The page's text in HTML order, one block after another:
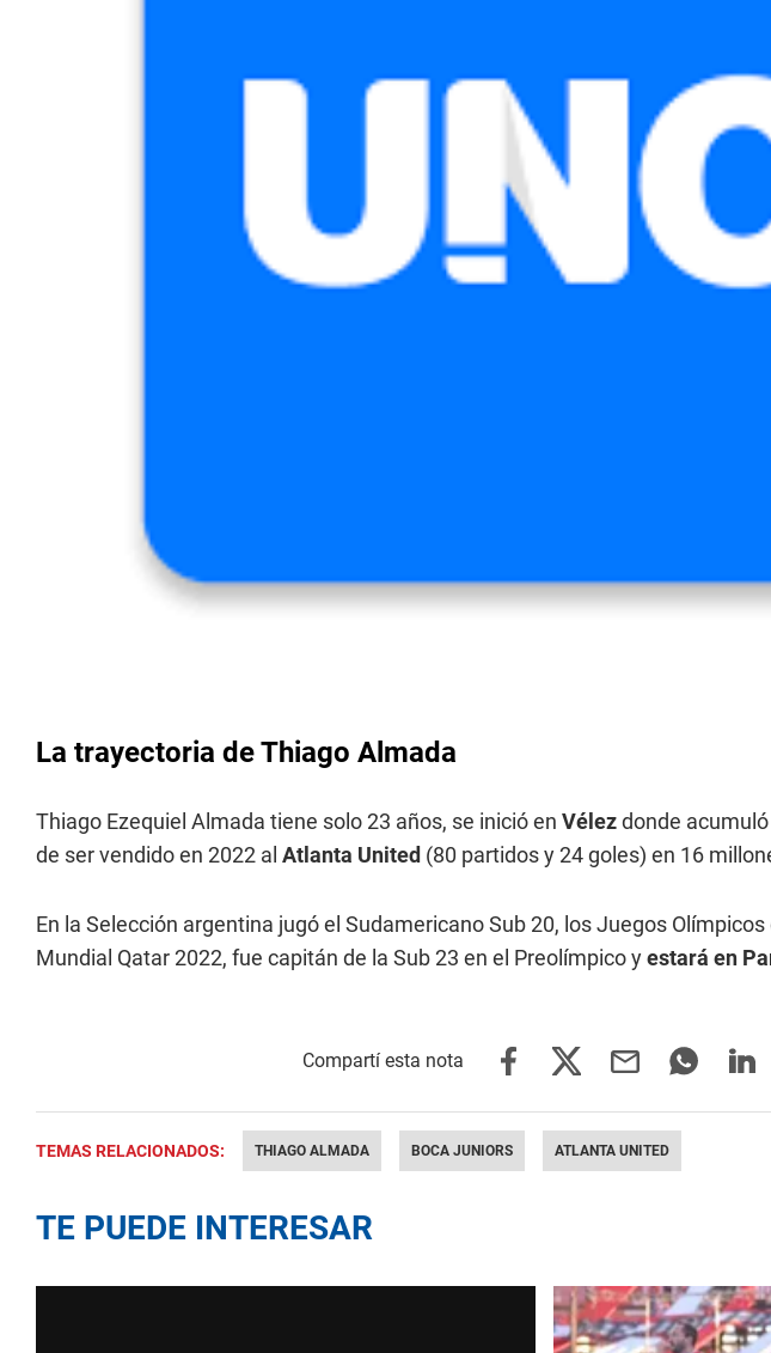
La trayectoria de Thiago Almada
Thiago Ezequiel Almada tiene solo 23 años, se inició en Vélezdonde
de ser vendido en 2022 al Atlanta United (80 partidos y 24 goles) en 16
En la Selección argentina jugó el Sudamericano Sub 20, los Juegos Olímpicos
Mundial Qatar 2022, fue capitán de la Sub 23 en el Preolímpico yestará en
TEMAS RELACIONADOS: THIAGO ALMADA BOCA JUNIORS ATLANTA UNITED
TE PUEDE INTERESAR